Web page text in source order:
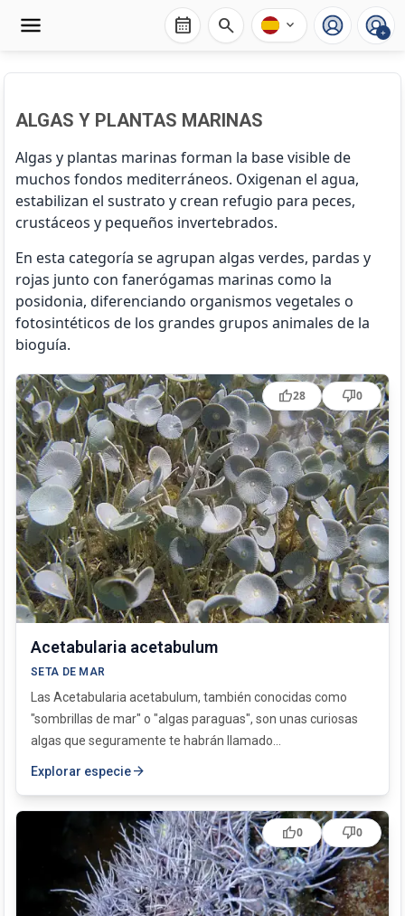
calendar_month search expand_more +
ALGAS Y PLANTAS MARINAS
Algas y plantas marinas forman la base visible de
muchos fondos mediterráneos. Oxigenan el agua,
estabilizan el sustrato y crean refugio para peces,
crustáceos y pequeños invertebrados.
En esta categoría se agrupan algas verdes, pardas y
rojas junto con fanerógamas marinas como la
posidonia, diferenciando organismos vegetales o
fotosintéticos de los grandes grupos animales de la
bioguía.
Acetabularia acetabulum
Amphiroa rigida
Anadyomene stellata
Asparagopsis armata
Caulerpa prolifera
Caulerpa racemosa
Chaetomorpha linum
Codium bursa
Codium coralloides
Codium fragile
Codium vermilara
Cymodocea nodosa
Dasycladus vermicularis
Ellisolandia elongata
Flabellia petiolata
Halimeda tuna
Halopteris scoparia
Jania rubens
Nanozostera noltei
Padina pavonica
Peyssonnelia squamaria
Posidonia oceanica
Sargassum vulgare
Ulva intestinalis
Valonia aegagropila
Acetabularia acetabulum
SETA DE MAR
Las Acetabularia acetabulum, también conocidas como
"sombrillas de mar" o "algas paraguas", son unas curiosas
algas que seguramente te habrán llamado...
Explorar especiearrow_forward
thumb_up28 thumb_down0
thumb_up0 thumb_down0